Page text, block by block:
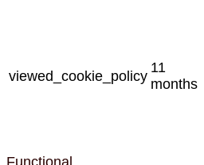
viewed_cookie_policy
11
months
Functional